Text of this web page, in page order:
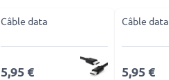
Câble data
5,95 €
Câble data
5,95 €